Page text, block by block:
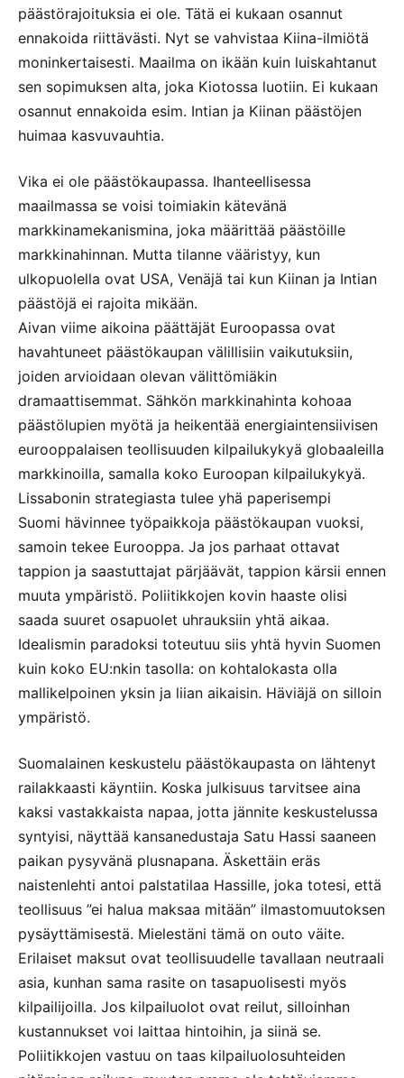
päästörajoituksia ei ole. Tätä ei kukaan osannut
ennakoida riittävästi. Nyt se vahvistaa Kiina-ilmiötä
moninkertaisesti. Maailma on ikään kuin luiskahtanut
sen sopimuksen alta, joka Kiotossa luotiin. Ei kukaan
osannut ennakoida esim. Intian ja Kiinan päästöjen
huimaa kasvuvauhtia.
Vika ei ole päästökaupassa. Ihanteellisessa
maailmassa se voisi toimiakin kätevänä
markkinamekanismina, joka määrittää päästöille
markkinahinnan. Mutta tilanne vääristyy, kun
ulkopuolella ovat USA, Venäjä tai kun Kiinan ja Intian
päästöjä ei rajoita mikään.
Aivan viime aikoina päättäjät Euroopassa ovat
havahtuneet päästökaupan välillisiin vaikutuksiin,
joiden arvioidaan olevan välittömiäkin
dramaattisemmat. Sähkön markkinahinta kohoaa
päästölupien myötä ja heikentää energiaintensiivisen
eurooppalaisen teollisuuden kilpailukykyä globaaleilla
markkinoilla, samalla koko Euroopan kilpailukykyä.
Lissabonin strategiasta tulee yhä paperisempi
Suomi hävinnee työpaikkoja päästökaupan vuoksi,
samoin tekee Eurooppa. Ja jos parhaat ottavat
tappion ja saastuttajat pärjäävät, tappion kärsii ennen
muuta ympäristö. Poliitikkojen kovin haaste olisi
saada suuret osapuolet uhrauksiin yhtä aikaa.
Idealismin paradoksi toteutuu siis yhtä hyvin Suomen
kuin koko EU:nkin tasolla: on kohtalokasta olla
mallikelpoinen yksin ja liian aikaisin. Häviäjä on silloin
ympäristö.
Suomalainen keskustelu päästökaupasta on lähtenyt
railakkaasti käyntiin. Koska julkisuus tarvitsee aina
kaksi vastakkaista napaa, jotta jännite keskustelussa
syntyisi, näyttää kansanedustaja Satu Hassi saaneen
paikan pysyvänä plusnapana. Äskettäin eräs
naistenlehti antoi palstatilaa Hassille, joka totesi, että
teollisuus ”ei halua maksaa mitään” ilmastomuutoksen
pysäyttämisestä. Mielestäni tämä on outo väite.
Erilaiset maksut ovat teollisuudelle tavallaan neutraali
asia, kunhan sama rasite on tasapuolisesti myös
kilpailijoilla. Jos kilpailuolot ovat reilut, silloinhan
kustannukset voi laittaa hintoihin, ja siinä se.
Poliitikkojen vastuu on taas kilpailuolosuhteiden